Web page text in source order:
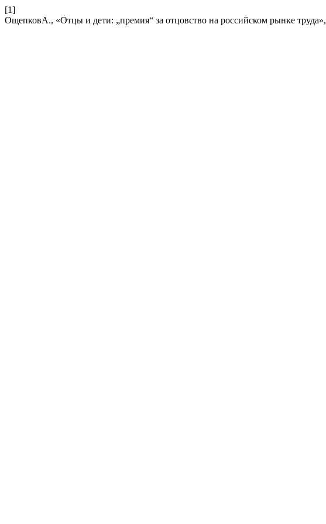
[1]
ОщепковА., «Отцы и дети: „премия“ за отцовство на российском рынке труда»,